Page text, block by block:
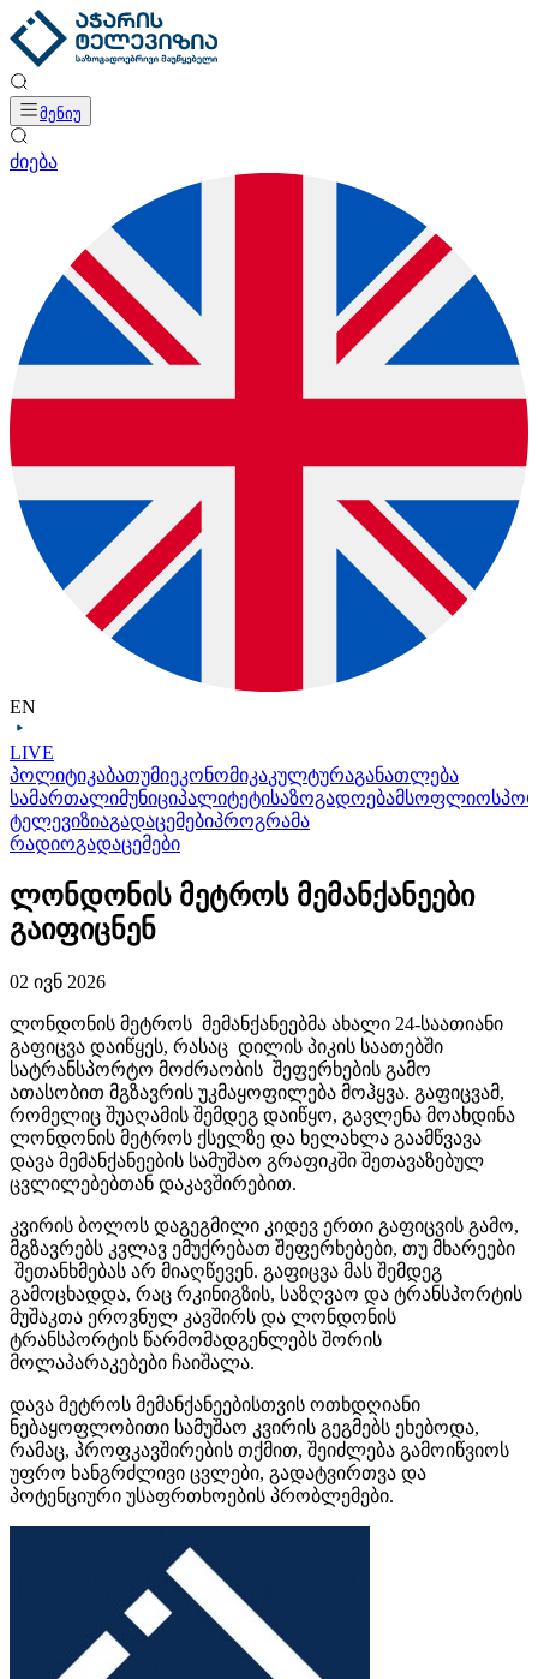
მენიუ
ძიება
EN
LIVE
პოლიტიკაბათუმიეკონომიკაკულტურაგანათლება
სამართალიმუნიციპალიტეტისაზოგადოებამსოფლიო
ტელევიზიაგადაცემებიპროგრამა
რადიოგადაცემები
ლონდონის მეტროს მემანქანეები
გაიფიცნენ
02 ივნ 2026
ლონდონის მეტროს მემანქანეებმა ახალი 24-საათიანი
გაფიცვა დაიწყეს, რასაც დილის პიკის საათებში
სატრანსპორტო მოძრაობის შეფერხების გამო
ათასობით მგზავრის უკმაყოფილება მოჰყვა. გაფიცვამ,
რომელიც შუაღამის შემდეგ დაიწყო, გავლენა მოახდინა
ლონდონის მეტროს ქსელზე და ხელახლა გაამწვავა
დავა მემანქანეების სამუშაო გრაფიკში შეთავაზებულ
ცვლილებებთან დაკავშირებით.
კვირის ბოლოს დაგეგმილი კიდევ ერთი გაფიცვის გამო,
მგზავრებს კვლავ ემუქრებათ შეფერხებები, თუ მხარეები
შეთანხმებას არ მიაღწევენ. გაფიცვა მას შემდეგ
გამოცხადდა, რაც რკინიგზის, საზღვაო და ტრანსპორტის
მუშაკთა ეროვნულ კავშირს და ლონდონის
ტრანსპორტის წარმომადგენლებს შორის
მოლაპარაკებები ჩაიშალა.
დავა მეტროს მემანქანეებისთვის ოთხდღიანი
ნებაყოფლობითი სამუშაო კვირის გეგმებს ეხებოდა,
რამაც, პროფკავშირების თქმით, შეიძლება გამოიწვიოს
უფრო ხანგრძლივი ცვლები, გადატვირთვა და
პოტენციური უსაფრთხოების პრობლემები.